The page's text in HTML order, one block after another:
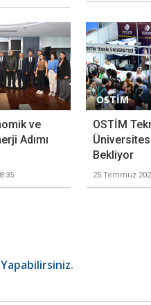
ve
Adımı
OSTİM
OSTİM
Bekliyor
25 Temmuz